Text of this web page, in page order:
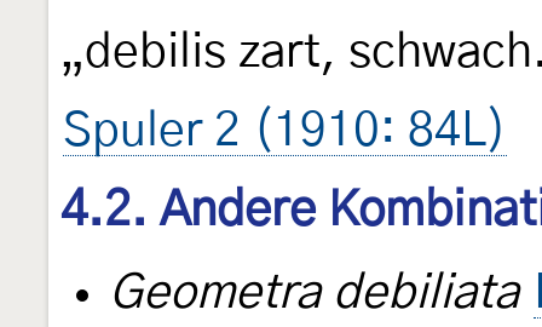
„debilis zart,
Spuler 2 (1910: 84L)
4.2. Andere
Geometra debiliata